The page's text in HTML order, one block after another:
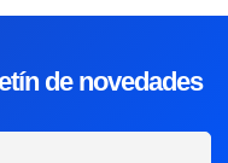
de novedades